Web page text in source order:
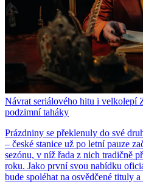
Návrat seriálového hitu i velkolepí
podzimní taháky
Prázdniny se překlenuly do své
– české stanice už po letní pauze
sezónu, v níž řada z nich tradičně
roku. Jako první svou nabídku
bude spoléhat na osvědčené tituly